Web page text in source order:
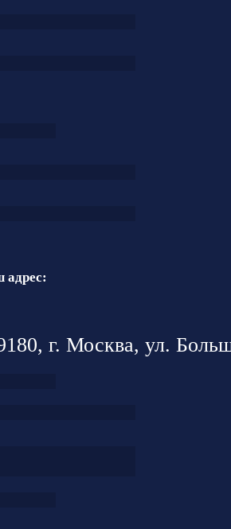
адрес:
г. Москва, ул.